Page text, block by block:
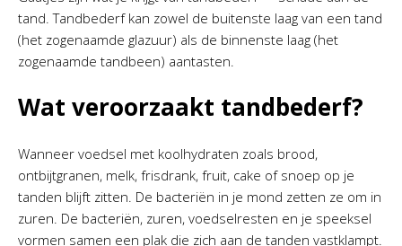
tand. Tandbederf kan zowel de buitenste laag van een tand
(het zogenaamde glazuur) als de binnenste laag (het
zogenaamde tandbeen) aantasten.
Wat veroorzaakt tandbederf?
Wanneer voedsel met koolhydraten zoals brood,
ontbijtgranen, melk, frisdrank, fruit, cake of snoep op je
tanden blijft zitten. De bacteriën in je mond zetten ze om in
zuren. De bacteriën, zuren, voedselresten en je speeksel
vormen samen een plak die zich aan de tanden vastklampt.